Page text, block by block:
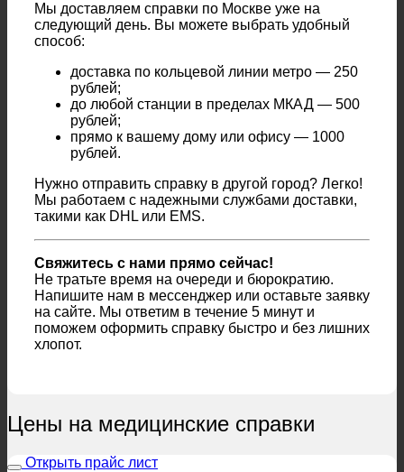
Мы доставляем справки по Москве уже на
следующий день. Вы можете выбрать удобный
способ:
доставка по кольцевой линии метро — 250
рублей;
до любой станции в пределах МКАД — 500
рублей;
прямо к вашему дому или офису — 1000
рублей.
Нужно отправить справку в другой город? Легко!
Мы работаем с надежными службами доставки,
такими как DHL или EMS.
Свяжитесь с нами прямо сейчас!
Не тратьте время на очереди и бюрократию.
Напишите нам в мессенджер или оставьте заявку
на сайте. Мы ответим в течение 5 минут и
поможем оформить справку быстро и без лишних
хлопот.
Цены на медицинские справки
Открыть прайс лист